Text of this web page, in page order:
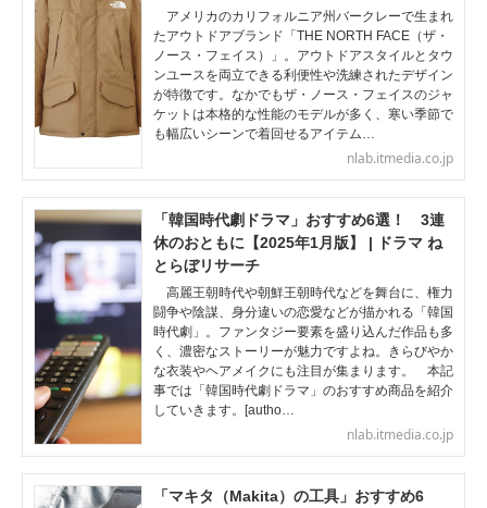
アメリカのカリフォルニア州バークレーで生まれ
たアウトドアブランド「THE NORTH FACE（ザ・
ノース・フェイス）」。アウトドアスタイルとタウ
ンユースを両立できる利便性や洗練されたデザイン
が特徴です。なかでもザ・ノース・フェイスのジャ
ケットは本格的な性能のモデルが多く、寒い季節で
も幅広いシーンで着回せるアイテム…
nlab.itmedia.co.jp
「韓国時代劇ドラマ」おすすめ6選！ 3連
休のおともに【2025年1月版】 | ドラマ ね
とらぼリサーチ
高麗王朝時代や朝鮮王朝時代などを舞台に、権力
闘争や陰謀、身分違いの恋愛などが描かれる「韓国
時代劇」。ファンタジー要素を盛り込んだ作品も多
く、濃密なストーリーが魅力ですよね。きらびやか
な衣装やヘアメイクにも注目が集まります。 本記
事では「韓国時代劇ドラマ」のおすすめ商品を紹介
していきます。[autho…
nlab.itmedia.co.jp
「マキタ（Makita）の工具」おすすめ6